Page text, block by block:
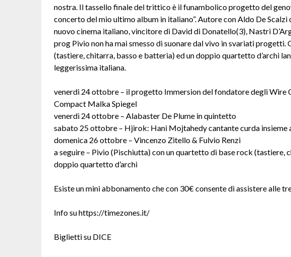
nostra. Il tassello finale del trittico è il funambolico progetto del
concerto del mio ultimo album in italiano”. Autore con Aldo De
nuovo cinema italiano, vincitore di David di Donatello(3), Nastri
prog Pivio non ha mai smesso di suonare dal vivo in svariati
(tastiere, chitarra, basso e batteria) ed un doppio quartetto d’archi
leggerissima italiana.
venerdi 24 ottobre – il progetto Immersion del fondatore degli Wire
Compact Malka Spiegel
venerdì 24 ottobre – Alabaster De Plume in quintetto
sabato 25 ottobre – Hjirok: Hani Mojtahedy cantante curda insieme
domenica 26 ottobre – Vincenzo Zitello & Fulvio Renzi
a seguire – Pivio (Pischiutta) con un quartetto di base rock (tastiere,
doppio quartetto d’archi
Esiste un mini abbonamento che con 30€ consente di assistere alle
Info su https://timezones.it/
Biglietti su DICE